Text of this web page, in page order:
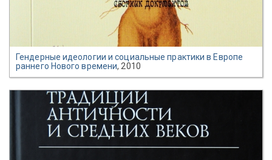
Гендерные идеологии и социальные практики в Европе
раннего Нового времени, 2010